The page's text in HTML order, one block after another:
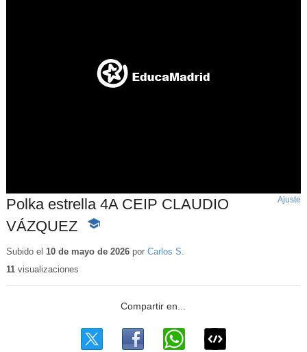
Polka estrella 4A CEIP CLAUDIO
VÁZQUEZ
-
educativo
Ajuste
Subido el 10 de mayo de 2026por Carlos S.
11visualizaciones